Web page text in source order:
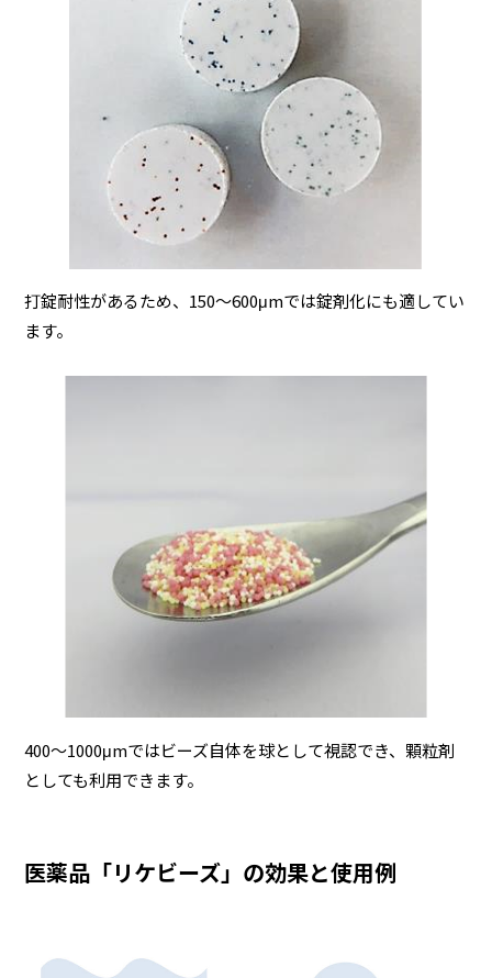
打錠耐性があるため、150～600μmでは錠剤化にも適してい
ます。
400～1000μmではビーズ自体を球として視認でき、顆粒剤
としても利用できます。
医薬品「リケビーズ」の効果と使用例